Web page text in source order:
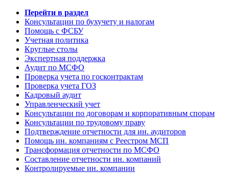
Перейти в раздел
Консультации по бухучету и налогам
Помощь с ФСБУ
Учетная политика
Круглые столы
Экспертная поддержка
Аудит по МСФО
Проверка учета по госконтрактам
Проверка учета ГОЗ
Кадровый аудит
Управленческий учет
Консультации по договорам и корпоративным спорам
Консультации по трудовому праву
Подтверждение отчетности для ин. аудиторов
Помощь ин. компаниям с Реестром МСП
Трансформация отчетности по МСФО
Составление отчетности ин. компаний
Контролируемые ин. компании